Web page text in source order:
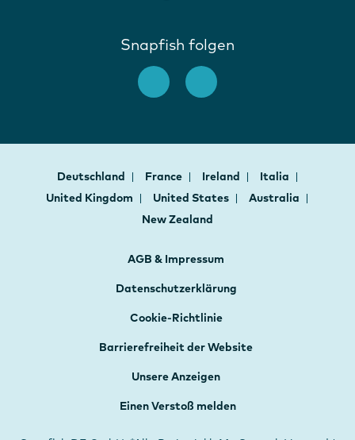
Snapfish folgen
Deutschland France Ireland
Italia
United Kingdom
United States
Australia
New Zealand
AGB & Impressum
Datenschutzerklärung
Cookie-Richtlinie
Barrierefreiheit der Website
Unsere Anzeigen
Einen Verstoß melden